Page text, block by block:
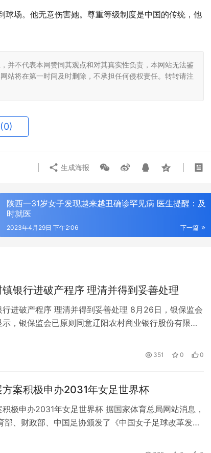
场。他无意伤害她。尊重等级制度是中国的传统，他
并不代表本网赞同其观点和对其真实性负责，本网站无法鉴
站将在第一时间及时删除，不承担任何侵权责任。转转请注
(0)
生成海报
陕西一31岁女子发现越来越丑确诊罕见病 医生提醒：及
时就医
下一篇
2023年4月29日 下午2:06
银行进破产程序 理清并得到妥善处理
进破产程序 理清并得到妥善处理 8月26日，银保监会
，银保监会已原则同意辽阳农村商业银行股份有限公
照有关法律法规要求开展后续工作，如遇重大情况，及
351 0 0
案积极申办2031年女足世界杯
极申办2031年女足世界杯 据国家体育总局网站消息，
、财政部、中国足协颁发了《中国女子足球改革发展
发展。 此外，中国还将积极申办2031年女足世界杯，中
及具身机器人轻量
际峰会
成都小火科技：专业的软件定制开发服务商